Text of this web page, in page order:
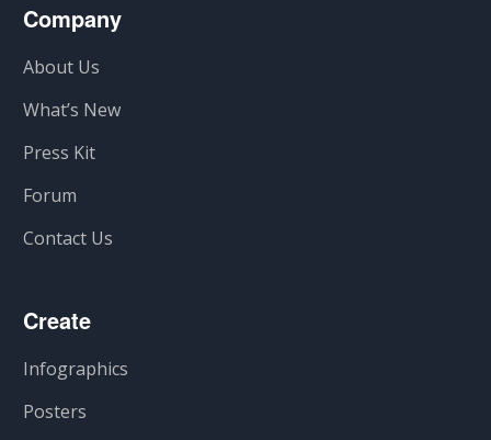
Company
About Us
What’s New
Press Kit
Forum
Contact Us
Create
Infographics
Posters